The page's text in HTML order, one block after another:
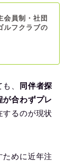
会員制・社団
ルフクラブの
、
同伴者探
が合わずプレ
するのが現状
ために近年注